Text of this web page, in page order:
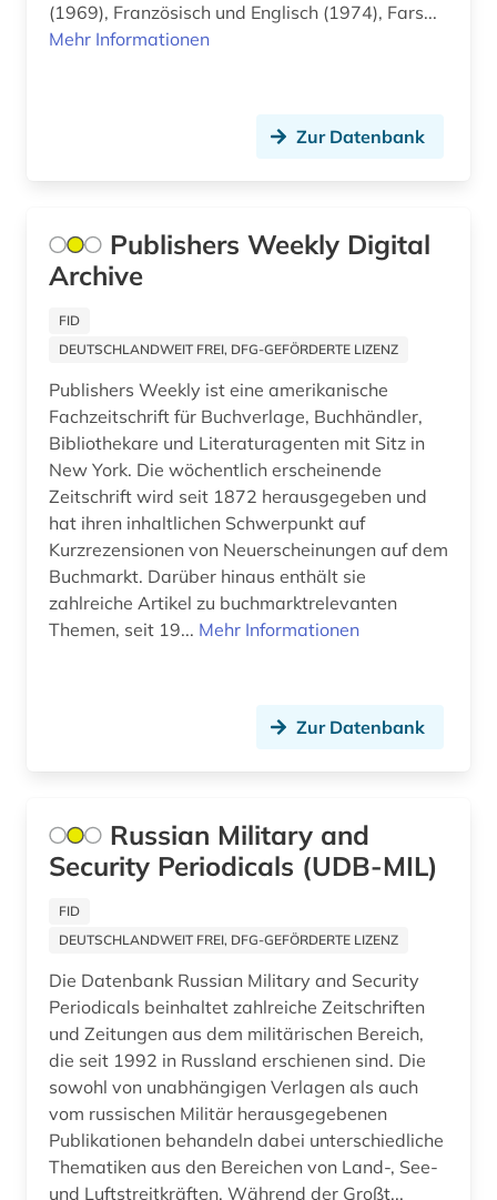
niederländisch (2)
norwegen (1)
nürnberg (2)
online-publikation (2)
ost (1)
ostasien (2)
ostasienwissenschaft (1)
osteuropawissenschaften (1)
ostwestfalen (1)
peking (3)
perth (1)
pharmazie (1)
polen (2)
politik (17)
politikwissenschaft (3)
politische berichterstattung (1)
(1969), Französisch und Englisch (1974), Fars...
Mehr Informationen
Zur Datenbank
Publishers Weekly Digital
Archive
FID
DEUTSCHLANDWEIT FREI, DFG-GEFÖRDERTE LIZENZ
Publishers Weekly ist eine amerikanische
Fachzeitschrift für Buchverlage, Buchhändler,
Bibliothekare und Literaturagenten mit Sitz in
New York. Die wöchentlich erscheinende
Zeitschrift wird seit 1872 herausgegeben und
hat ihren inhaltlichen Schwerpunkt auf
Kurzrezensionen von Neuerscheinungen auf dem
Buchmarkt. Darüber hinaus enthält sie
zahlreiche Artikel zu buchmarktrelevanten
Themen, seit 19... Mehr Informationen
Zur Datenbank
Russian Military and
Security Periodicals (UDB-MIL)
FID
DEUTSCHLANDWEIT FREI, DFG-GEFÖRDERTE LIZENZ
Die Datenbank Russian Military and Security
Periodicals beinhaltet zahlreiche Zeitschriften
und Zeitungen aus dem militärischen Bereich,
die seit 1992 in Russland erschienen sind. Die
sowohl von unabhängigen Verlagen als auch
vom russischen Militär herausgegebenen
Publikationen behandeln dabei unterschiedliche
Thematiken aus den Bereichen von Land-, See-
und Luftstreitkräften. Während der Großt...